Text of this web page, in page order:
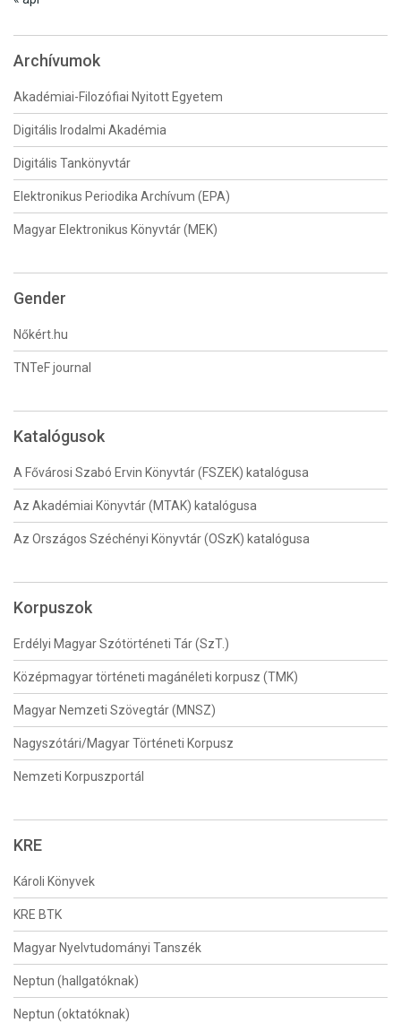
Archívumok
Akadémiai-Filozófiai Nyitott Egyetem
Digitális Irodalmi Akadémia
Digitális Tankönyvtár
Elektronikus Periodika Archívum (EPA)
Magyar Elektronikus Könyvtár (MEK)
Gender
Nőkért.hu
TNTeF journal
Katalógusok
A Fővárosi Szabó Ervin Könyvtár (FSZEK) katalógusa
Az Akadémiai Könyvtár (MTAK) katalógusa
Az Országos Széchényi Könyvtár (OSzK) katalógusa
Korpuszok
Erdélyi Magyar Szótörténeti Tár (SzT.)
Középmagyar történeti magánéleti korpusz (TMK)
Magyar Nemzeti Szövegtár (MNSZ)
Nagyszótári/Magyar Történeti Korpusz
Nemzeti Korpuszportál
KRE
Károli Könyvek
KRE BTK
Magyar Nyelvtudományi Tanszék
Neptun (hallgatóknak)
Neptun (oktatóknak)